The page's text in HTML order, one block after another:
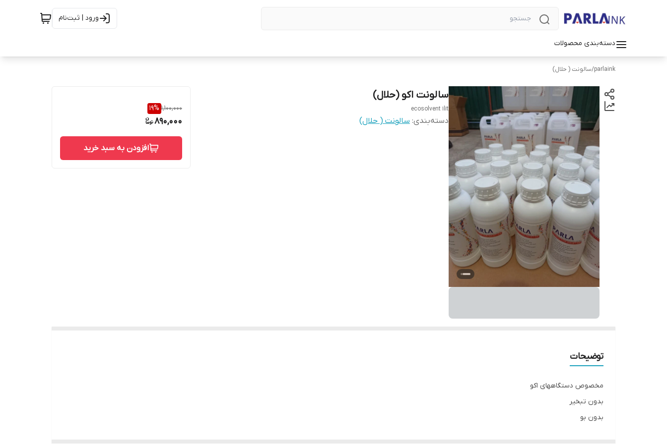
ورود | ثبت‌نام
دسته‌بندی محصولات
parlaink
/سالونت ( حلال)
سالونت اکو (حلال)
ecosolvent 1lit
دسته‌بندی: سالونت ( حلال)
1,100,000
19%
890,000
افزودن به سبد خرید
توضیحات
مخصوص دستگاههای اکو
بدون تبخیر
بدون بو